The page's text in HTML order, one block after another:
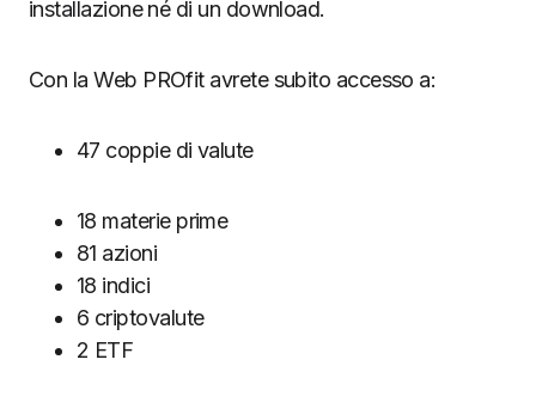
installazione né di un download.
Con la Web PROfit avrete subito accesso a:
47 coppie di valute
18 materie prime
81 azioni
18 indici
6 criptovalute
2 ETF